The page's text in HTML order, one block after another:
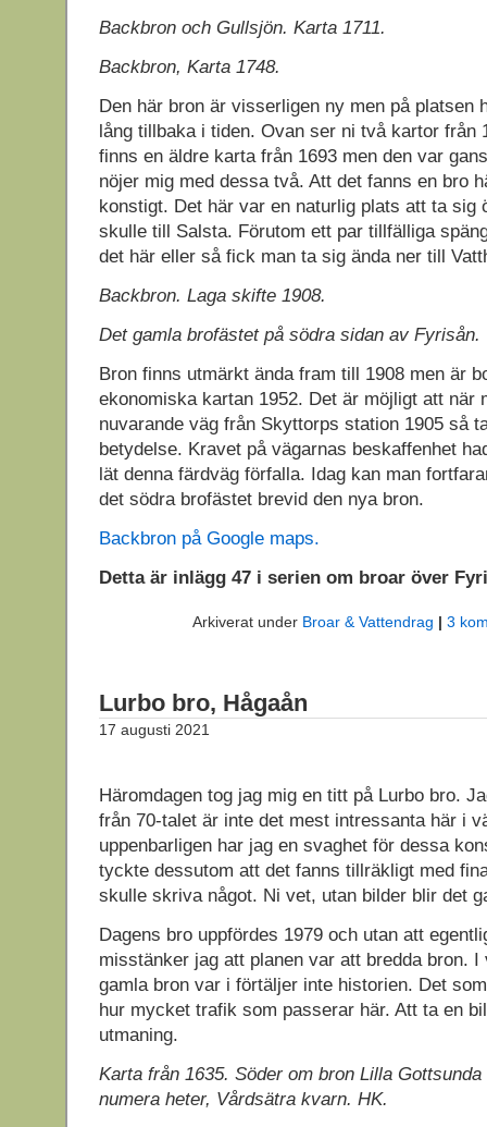
Backbron och Gullsjön. Karta 1711.
Backbron, Karta 1748.
Den här bron är visserligen ny men på platsen
lång tillbaka i tiden. Ovan ser ni två kartor från
finns en äldre karta från 1693 men den var
nöjer mig med dessa två. Att det fanns en bro
konstigt. Det här var en naturlig plats att ta sig
skulle till Salsta. Förutom ett par tillfälliga
det här eller så fick man ta sig ända ner till
Backbron. Laga skifte 1908.
Det gamla brofästet på södra sidan av Fyrisån.
Bron finns utmärkt ända fram till 1908 men är
ekonomiska kartan 1952. Det är möjligt att när
nuvarande väg från Skyttorps station 1905 så
betydelse. Kravet på vägarnas beskaffenhet
lät denna färdväg förfalla. Idag kan man
det södra brofästet brevid den nya bron.
Backbron på Google maps.
Detta är inlägg 47 i serien om broar över
Arkiverat under Broar & Vattendrag | 3
Lurbo bro, Hågaån
17 augusti 2021
Häromdagen tog jag mig en titt på Lurbo bro.
från 70-talet är inte det mest intressanta här i
uppenbarligen har jag en svaghet för dessa
tyckte dessutom att det fanns tillräkligt med
skulle skriva något. Ni vet, utan bilder blir det
Dagens bro uppfördes 1979 och utan att
misstänker jag att planen var att bredda bron.
gamla bron var i förtäljer inte historien. Det
hur mycket trafik som passerar här. Att ta en
utmaning.
Karta från 1635. Söder om bron Lilla
numera heter, Vårdsätra kvarn. HK.